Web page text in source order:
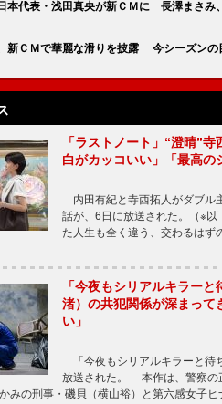
本代表・浅田真央が新ＣＭに 長澤まさみ
新ＣＭで華麗な滑りを披露 今シーズンの
「ラストノート」“澄晴”
白がカッコいい」「最高の
内田有紀と寺西拓人がダブル
話が、6日に放送された。（※
た人生も全く違う、交わるは
「今夜もシリアルキラー
渚）の共犯関係が深まって
い」
「今夜もシリアルキラーと待
放送された。 本作は、警察の
みの刑事・磯貝（横山裕）と第六感女子